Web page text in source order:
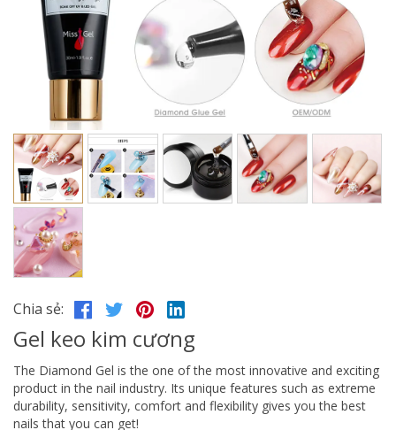
Chia sẻ:
Gel keo kim cương
The Diamond Gel is the one of the most innovative and exciting
product in the nail industry. Its unique features such as extreme
durability, sensitivity, comfort and flexibility gives you the best
nails that you can get!